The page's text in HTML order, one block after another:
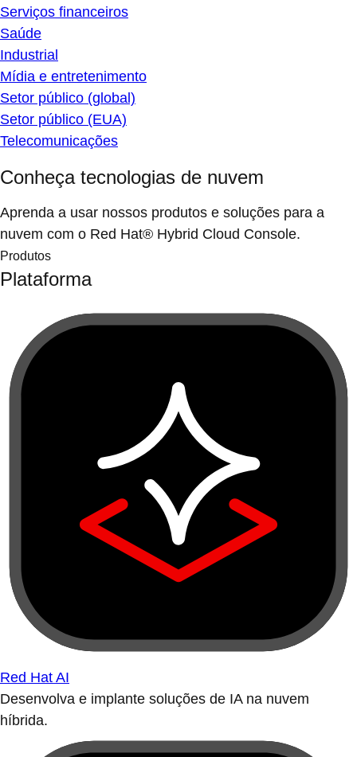
Serviços financeiros
Saúde
Industrial
Mídia e entretenimento
Setor público (global)
Setor público (EUA)
Telecomunicações
Conheça tecnologias de nuvem
Aprenda a usar nossos produtos e soluções para a
nuvem com o Red Hat® Hybrid Cloud Console.
Produtos
Plataforma
Red Hat AI
Desenvolva e implante soluções de IA na nuvem
híbrida.